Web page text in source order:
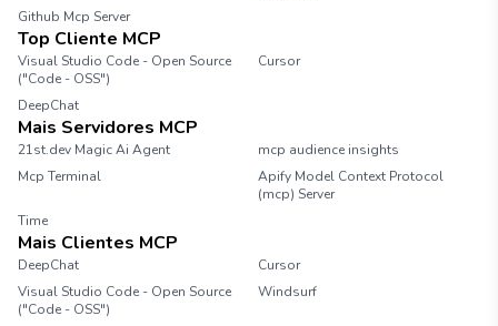
Github Mcp Server
Top Cliente MCP
Visual Studio Code - Open Source
("Code - OSS")
Cursor
DeepChat
Mais Servidores MCP
21st.dev Magic Ai Agent
mcp audience insights
Mcp Terminal
Apify Model Context Protocol
(mcp) Server
Time
Mais Clientes MCP
DeepChat
Cursor
Visual Studio Code - Open Source
("Code - OSS")
Windsurf